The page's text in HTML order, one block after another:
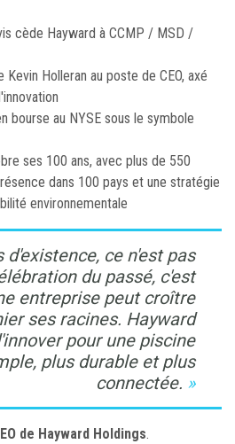
cède Hayward à CCMP / MSD /
Holleran au poste de CEO, axé
bourse au NYSE sous le symbole
ses 100 ans, avec plus de 550
dans 100 pays et une stratégie
environnementale
d'existence, ce n'est pas
du passé, c'est
entreprise peut croître
ses racines. Hayward
pour une piscine
plus durable et plus
connectée.
de Hayward Holdings.